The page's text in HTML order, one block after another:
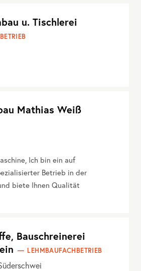
u. Tischlerei
Mathias Weiß
Ich bin ein auf
Betrieb in der
biete Ihnen Qualität
Bauschreinerei
LEHMBAUFACHBETRIEB